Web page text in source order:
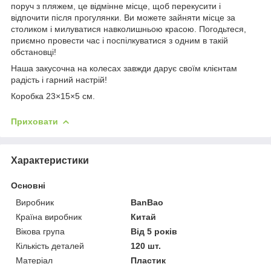
поруч з пляжем, це відмінне місце, щоб перекусити і
відпочити після прогулянки. Ви можете зайняти місце за
столиком і милуватися навколишньою красою. Погодьтеся,
приємно провести час і поспілкуватися з одним в такій
обстановці!
Наша закусочна на колесах завжди дарує своїм клієнтам
радість і гарний настрій!
Коробка 23×15×5 см.
Приховати
Характеристики
Основні
Виробник
BanBao
Країна виробник
Китай
Вікова група
Від 5 років
Кількість деталей
120 шт.
Матеріал
Пластик